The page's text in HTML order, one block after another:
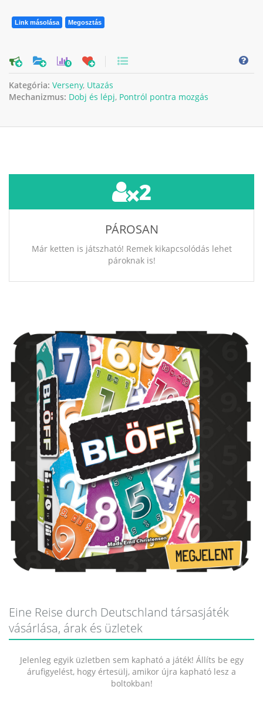
Link másolása Megosztás
0
Kategória: Verseny, Utazás
Mechanizmus: Dobj és lépj, Pontról pontra mozgás
2
PÁROSAN
Már ketten is játszható! Remek kikapcsolódás lehet
pároknak is!
Eine Reise durch Deutschland társasjáték
vásárlása, árak és üzletek
Jelenleg egyik üzletben sem kapható a játék! Állíts be egy
árufigyelést, hogy értesülj, amikor újra kapható lesz a
boltokban!